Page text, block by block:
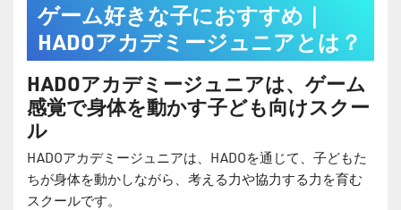
ゲーム好きな子におすすめ｜
HADOアカデミージュニアとは？
HADOアカデミージュニアは、ゲーム
感覚で身体を動かす子ども向けスクー
ル
HADOアカデミージュニアは、HADOを通じて、子どもた
ちが身体を動かしながら、考える力や協力する力を育む
スクールです。